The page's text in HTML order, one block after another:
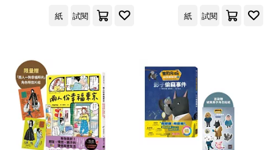
印度カリー(2) 呂正理(2)
孟達(2) 孫德林(2)
宋忠平(2) 小牧亮介(2)
滾石移動(2) 生命潛能(2)
知識產權出版社(2)
立信會計出版社(2) 紅樹林(2)
紙印良品(2) 紳士出版(2)
紙
試閱
紙
試閱